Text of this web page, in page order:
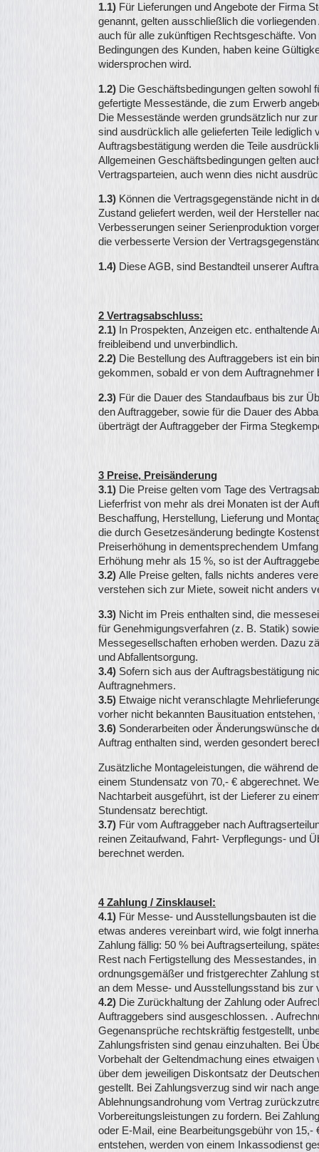
1.1) Für Lieferungen und Angebote der Firma
genannt, gelten ausschließlich die
auch für alle zukünftigen Rechtsgeschäfte.
Bedingungen des Kunden, haben keine
widersprochen wird.
1.2) Die Geschäftsbedingungen gelten sowohl
gefertigte Messestände, die zum Erwerb
Die Messestände werden grundsätzlich nur
sind ausdrücklich alle gelieferten Teile
Auftragsbestätigung werden die Teile
Allgemeinen Geschäftsbedingungen gelten
Vertragsparteien, auch wenn dies nicht
1.3) Können die Vertragsgegenstände nicht in
Zustand geliefert werden, weil der Hersteller
Verbesserungen seiner Serienproduktion
die verbesserte Version der
1.4) Diese AGB, sind Bestandteil unserer
2 Vertragsabschluss:
2.1) In Prospekten, Anzeigen etc. enthaltende
freibleibend und unverbindlich.
2.2) Die Bestellung des Auftraggebers ist ein
gekommen, sobald er von dem Auftragnehmer
2.3) Für die Dauer des Standaufbaus bis zur
den Auftraggeber, sowie für die Dauer des
überträgt der Auftraggeber der Firma
3 Preise, Preisänderung
3.1) Die Preise gelten vom Tage des
Lieferfrist von mehr als drei Monaten ist der
Beschaffung, Herstellung, Lieferung und
die durch Gesetzesänderung bedingte
Preiserhöhung in dementsprechendem
Erhöhung mehr als 15 %, so ist der
3.2) Alle Preise gelten, falls nichts anderes
verstehen sich zur Miete, soweit nicht anders
3.3) Nicht im Preis enthalten sind, die
für Genehmigungsverfahren (z. B. Statik)
Messegesellschaften erhoben werden. Dazu
und Abfallentsorgung.
3.4) Sofern sich aus der Auftragsbestätigung
Auftragnehmers.
3.5) Etwaige nicht veranschlagte
vorher nicht bekannten Bausituation
3.6) Sonderarbeiten oder Änderungswünsche
Auftrag enthalten sind, werden gesondert
Zusätzliche Montageleistungen, die während
einem Stundensatz von 70,- € abgerechnet.
Nachtarbeit ausgeführt, ist der Lieferer zu
Stundensatz berechtigt.
3.7) Für vom Auftraggeber nach
reinen Zeitaufwand, Fahrt- Verpflegungs- und
berechnet werden.
4 Zahlung / Zinsklausel:
4.1) Für Messe- und Ausstellungsbauten ist
etwas anderes vereinbart wird, wie folgt
Zahlung fällig: 50 % bei Auftragserteilung,
Rest nach Fertigstellung des Messestandes,
ordnungsgemäßer und fristgerechter Zahlung
an dem Messe- und Ausstellungsstand bis zur
4.2) Die Zurückhaltung der Zahlung oder
Auftraggebers sind ausgeschlossen. .
Gegenansprüche rechtskräftig festgestellt,
Zahlungsfristen sind genau einzuhalten. Bei
Vorbehalt der Geltendmachung eines
über dem jeweiligen Diskontsatz der
gestellt. Bei Zahlungsverzug sind wir nach
Ablehnungsandrohung vom Vertrag
Vorbereitungsleistungen zu fordern. Bei
oder E-Mail, eine Bearbeitungsgebühr von
entstehen, werden von einem Inkassodienst